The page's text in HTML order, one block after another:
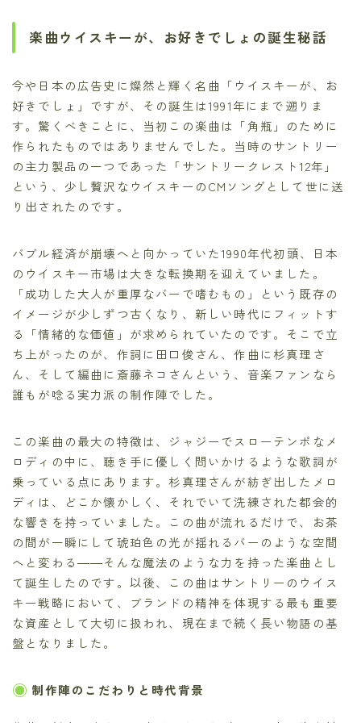
楽曲ウイスキーが、お好きでしょの誕生秘話
今や日本の広告史に燦然と輝く名曲「ウイスキーが、お
好きでしょ」ですが、その誕生は1991年にまで遡りま
す。驚くべきことに、当初この楽曲は「角瓶」のために
作られたものではありませんでした。当時のサントリー
の主力製品の一つであった「サントリークレスト12年」
という、少し贅沢なウイスキーのCMソングとして世に送
り出されたのです。
バブル経済が崩壊へと向かっていた1990年代初頭、日本
のウイスキー市場は大きな転換期を迎えていました。
「成功した大人が重厚なバーで嗜むもの」という既存の
イメージが少しずつ古くなり、新しい時代にフィットす
る「情緒的な価値」が求められていたのです。そこで立
ち上がったのが、作詞に田口俊さん、作曲に杉真理さ
ん、そして編曲に斎藤ネコさんという、音楽ファンなら
誰もが唸る実力派の制作陣でした。
この楽曲の最大の特徴は、ジャジーでスローテンポなメ
ロディの中に、聴き手に優しく問いかけるような歌詞が
乗っている点にあります。杉真理さんが紡ぎ出したメロ
ディは、どこか懐かしく、それでいて洗練された都会的
な響きを持っていました。この曲が流れるだけで、お茶
の間が一瞬にして琥珀色の光が揺れるバーのような空間
へと変わる――そんな魔法のような力を持った楽曲とし
て誕生したのです。以後、この曲はサントリーのウイス
キー戦略において、ブランドの精神を体現する最も重要
な資産として大切に扱われ、現在まで続く長い物語の基
盤となりました。
制作陣のこだわりと時代背景